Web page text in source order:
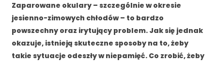
Zaparowane okulary – szczególnie w okresie
jesienno-zimowych chłodów – to bardzo
powszechny oraz irytujący problem. Jak się jednak
okazuje, istnieją skuteczne sposoby na to, żeby
takie sytuacje odeszły w niepamięć. Co zrobić, żeby